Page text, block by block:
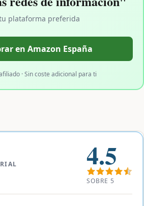
plataforma preferida
en Amazon España
· Sin coste adicional para ti
4.5
SOBRE 5